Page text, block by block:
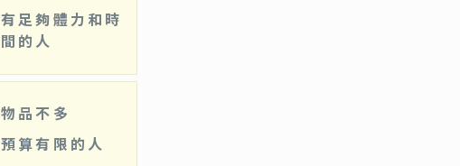
有足夠體力和時
間的人
物品不多
預算有限的人